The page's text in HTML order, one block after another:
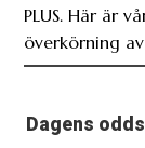
PLUS. Här är
överkörning av
Dagens